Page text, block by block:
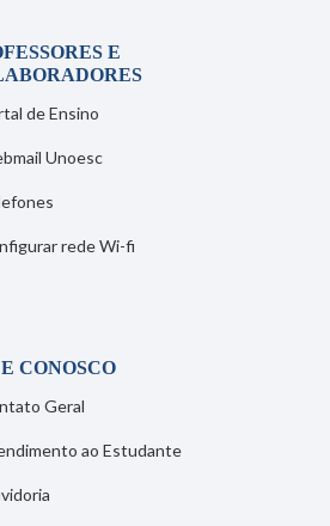
E
de Ensino
Unoesc
rede Wi-fi
CONOSCO
Geral
ao Estudante